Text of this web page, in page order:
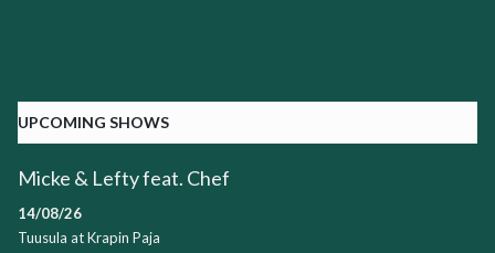
UPCOMING SHOWS
Micke & Lefty feat. Chef
14/08/26
Tuusula atKrapin Paja